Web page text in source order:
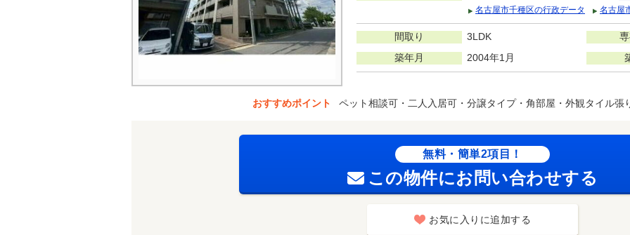
名古屋市千種区の行政データ
名古屋
間取り 3LDK
築年月 2004年1月
おすすめポイント ペット相談可・二人入居可・分譲タイプ・角部屋・外観タイル張
無料・簡単2項目！
この物件にお問い合わせする
お気に入りに追加する